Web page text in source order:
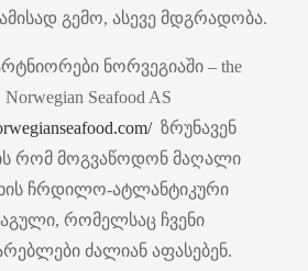
გემო, ასევე მდგრადობა.
ნორვეგიაში – the
Norwegian Seafood AS
ზრუნავენ
რომ მოგვაწოდონ მაღალი
ჩრდილო-ატლანტიკური
რომელსაც ჩვენი
ძალიან აფასებენ.